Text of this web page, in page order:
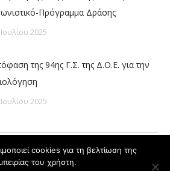
Πρόγραμμα Δράσης
2025
της 94ης Γ.Σ. της Δ.Ο.Ε. για την
2025
cookies για τη βελτίωση της
του χρήστη.